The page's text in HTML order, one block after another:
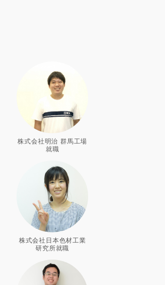
株式会社明治 群馬工場
就職
株式会社日本色材工業
研究所就職